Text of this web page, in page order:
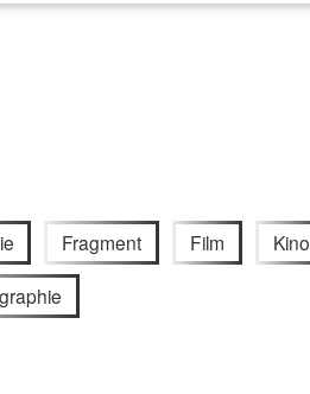
Fragment Film Kino